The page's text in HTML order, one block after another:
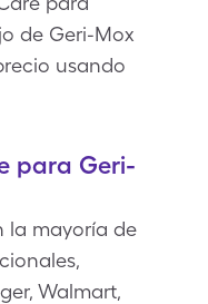
de Geri-Mox
usando
para Geri-
la mayoría de
Walmart,